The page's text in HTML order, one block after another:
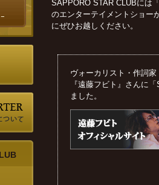
SAPPORO STAR CLUBには
のエンターテイメントショー
にぜひお越しください。
ヴォーカリスト・作詞
『遠藤フビト』さんに
ました。